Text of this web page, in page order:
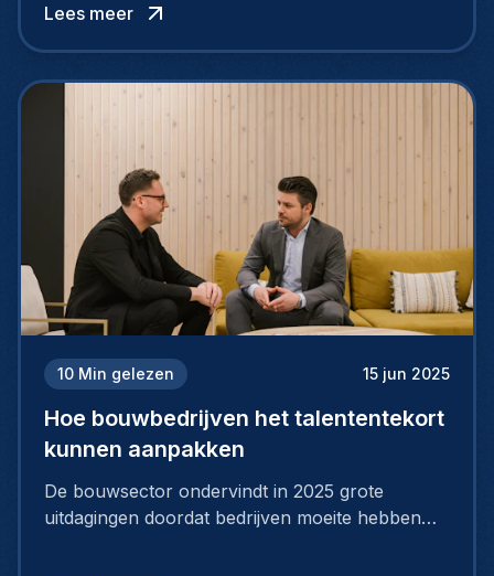
Lees meer
10 Min gelezen 15 jun 2025
Hoe bouwbedrijven het talententekort
kunnen aanpakken
De bouwsector ondervindt in 2025 grote
uitdagingen doordat bedrijven moeite hebben